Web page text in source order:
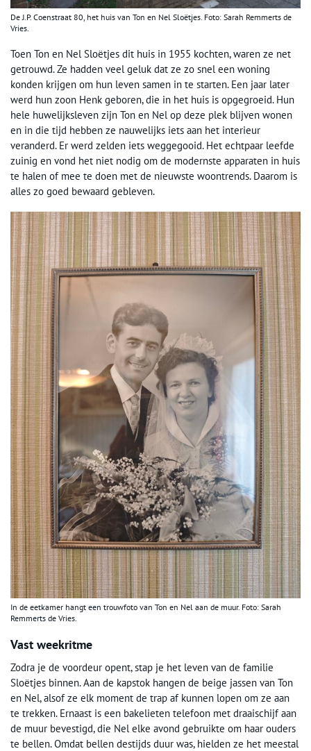
De J.P. Coenstraat 80, het huis van Ton en Nel Sloëtjes. Foto: Sarah Remmerts de
Vries.
Toen Ton en Nel Sloëtjes dit huis in 1955 kochten, waren ze net
getrouwd. Ze hadden veel geluk dat ze zo snel een woning
konden krijgen om hun leven samen in te starten. Een jaar later
werd hun zoon Henk geboren, die in het huis is opgegroeid. Hun
hele huwelijksleven zijn Ton en Nel op deze plek blijven wonen
en in die tijd hebben ze nauwelijks iets aan het interieur
veranderd. Er werd zelden iets weggegooid. Het echtpaar leefde
zuinig en vond het niet nodig om de modernste apparaten in huis
te halen of mee te doen met de nieuwste woontrends. Daarom is
alles zo goed bewaard gebleven.
In de eetkamer hangt een trouwfoto van Ton en Nel aan de muur. Foto: Sarah
Remmerts de Vries.
Vast weekritme
Zodra je de voordeur opent, stap je het leven van de familie
Sloëtjes binnen. Aan de kapstok hangen de beige jassen van Ton
en Nel, alsof ze elk moment de trap af kunnen lopen om ze aan
te trekken. Ernaast is een bakelieten telefoon met draaischijf aan
de muur bevestigd, die Nel elke avond gebruikte om haar ouders
te bellen. Omdat bellen destijds duur was, hielden ze het meestal